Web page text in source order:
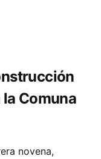
Comuna
novena,